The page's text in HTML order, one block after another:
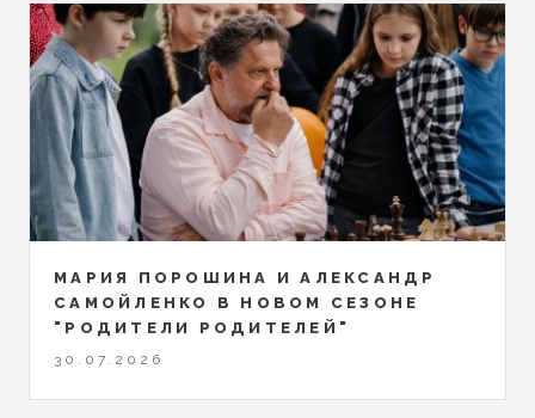
МАРИЯ ПОРОШИНА И АЛЕКСАНДР
САМОЙЛЕНКО В НОВОМ СЕЗОНЕ
"РОДИТЕЛИ РОДИТЕЛЕЙ"
30.07.2026